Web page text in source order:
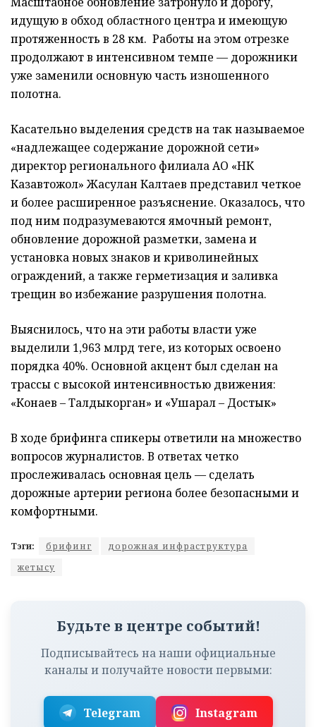
идущую в обход областного центра и имеющую
протяженность в 28 км. Работы на этом отрезке
продолжают в интенсивном темпе — дорожники
уже заменили основную часть изношенного
полотна.
Касательно выделения средств на так называемое
«надлежащее содержание дорожной сети»
директор регионального филиала АО «НК
Казавтожол» Жасулан Калтаев представил четкое
и более расширенное разъяснение. Оказалось, что
под ним подразумеваются ямочный ремонт,
обновление дорожной разметки, замена и
установка новых знаков и криволинейных
ограждений, а также герметизация и заливка
трещин во избежание разрушения полотна.
Выяснилось, что на эти работы власти уже
выделили 1,963 млрд теңге, из которых освоено
порядка 40%. Основной акцент был сделан на
трассы с высокой интенсивностью движения:
«Конаев – Талдыкорган» и «Ушарал – Достык»
В ходе брифинга спикеры ответили на множество
вопросов журналистов. В ответах четко
прослеживалась основная цель — сделать
дорожные артерии региона более безопасными и
комфортными.
Тэги: брифинг
дорожная инфраструктура
жетысу
Будьте в центре событий!
Подписывайтесь на наши официальные
каналы и получайте новости первыми:
Telegram Instagram